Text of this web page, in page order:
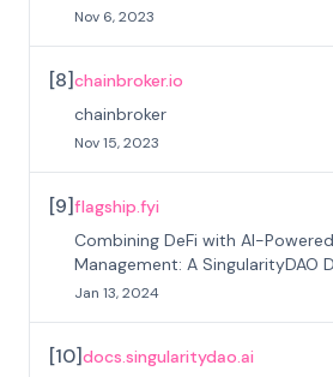
Nov 6, 2023
[8]chainbroker.io
chainbroker
Nov 15, 2023
[9]flagship.fyi
Combining DeFi with AI-
Management: A SingularityDAO
Jan 13, 2024
[10]docs.singularitydao.ai